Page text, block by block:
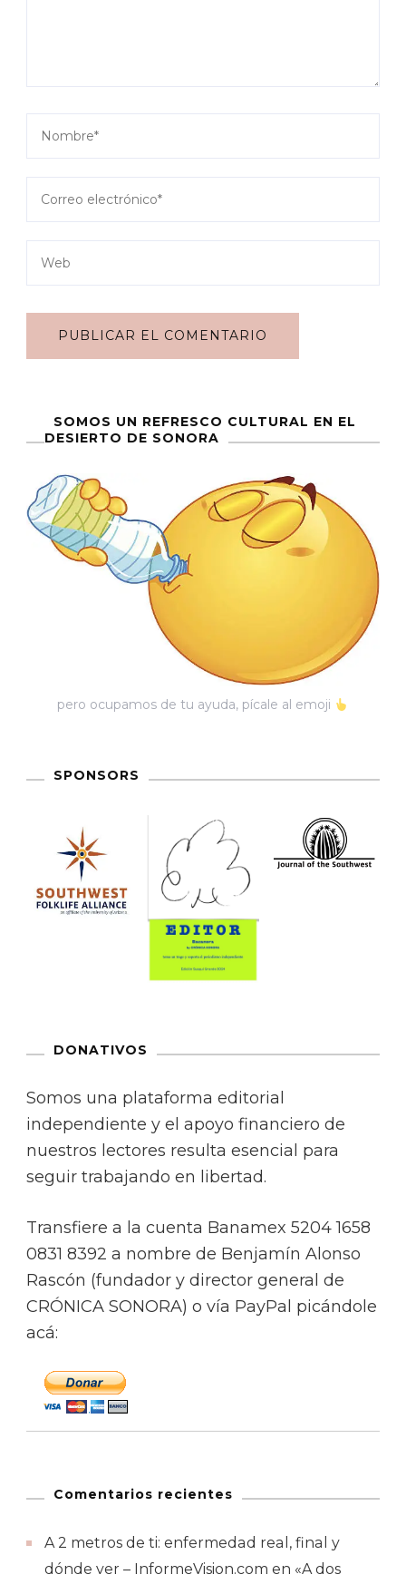
SOMOS UN REFRESCO CULTURAL EN EL
DESIERTO DE SONORA
pero ocupamos de tu ayuda, pícale al emoji
SPONSORS
DONATIVOS
Somos una plataforma editorial
independiente y el apoyo financiero de
nuestros lectores resulta esencial para
seguir trabajando en libertad.
Transfiere a la cuenta Banamex 5204 1658
0831 8392 a nombre de Benjamín Alonso
Rascón (fundador y director general de
CRÓNICA SONORA) o vía PayPal picándole
acá:
Comentarios recientes
A 2 metros de ti: enfermedad real, final y
dónde ver – InformeVision.com en «A dos